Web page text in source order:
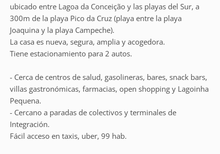
ubicado entre Lagoa da Conceição y las playas del Sur, a
300m de la playa Pico da Cruz (playa entre la playa
Joaquina y la playa Campeche).
La casa es nueva, segura, amplia y acogedora.
Tiene estacionamiento para 2 autos.
- Cerca de centros de salud, gasolineras, bares, snack bars,
villas gastronómicas, farmacias, open shopping y Lagoinha
Pequena.
- Cercano a paradas de colectivos y terminales de
Integración.
Fácil acceso en taxis, uber, 99 hab.